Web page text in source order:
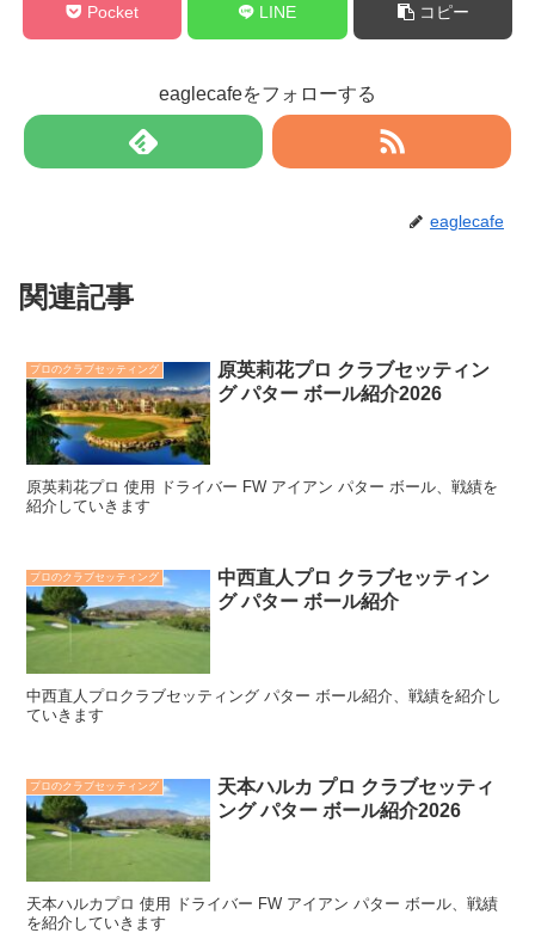
Pocket LINE コピー
eaglecafeをフォローする
eaglecafe
関連記事
プロのクラブセッティング
原英莉花プロ クラブセッティン
グ パター ボール紹介2026
原英莉花プロ 使用 ドライバー FW アイアン パター ボール、戦績を
紹介していきます
プロのクラブセッティング
中西直人プロ クラブセッティン
グ パター ボール紹介
中西直人プロクラブセッティング パター ボール紹介、戦績を紹介し
ていきます
プロのクラブセッティング
天本ハルカ プロ クラブセッティ
ング パター ボール紹介2026
天本ハルカプロ 使用 ドライバー FW アイアン パター ボール、戦績
を紹介していきます